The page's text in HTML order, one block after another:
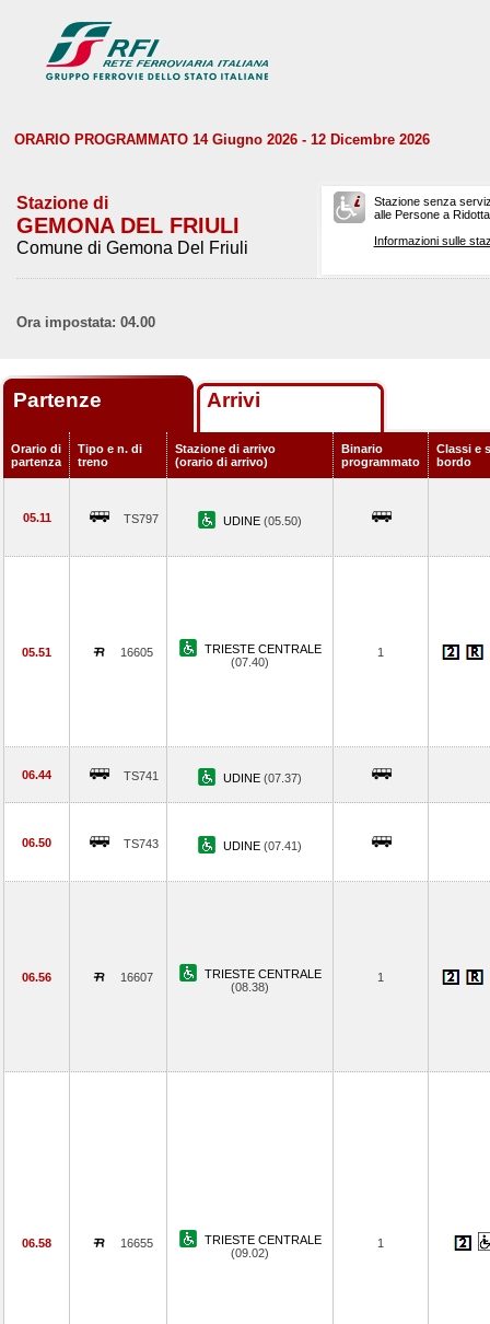
ORARIO PROGRAMMATO 14 Giugno 2026 - 12 Dicembre 2026
Stazione di
GEMONA DEL FRIULI
Comune di Gemona Del Friuli
Stazione senza
alle Persone a
Informazioni sulle
Ora impostata: 04.00
Partenze Arrivi
Orario di
partenza
Tipo e n. di
treno
Stazione di arrivo
(orario di arrivo)
Binario
programmato
Classi e
bordo
05.11 TS797 UDINE (05.50)
05.51 16605
TRIESTE CENTRALE
(07.40)
1
06.44 TS741 UDINE (07.37)
06.50 TS743 UDINE (07.41)
06.56 16607
TRIESTE CENTRALE
(08.38)
1
06.58 16655
TRIESTE CENTRALE
(09.02)
1